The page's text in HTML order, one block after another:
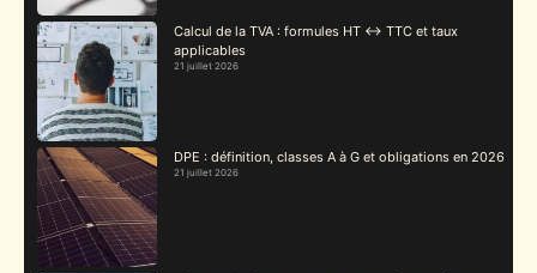
Calcul de la TVA : formules HT ↔ TTC et taux
applicables
21 juillet 2026
DPE : définition, classes A à G et obligations en 2026
21 juillet 2026